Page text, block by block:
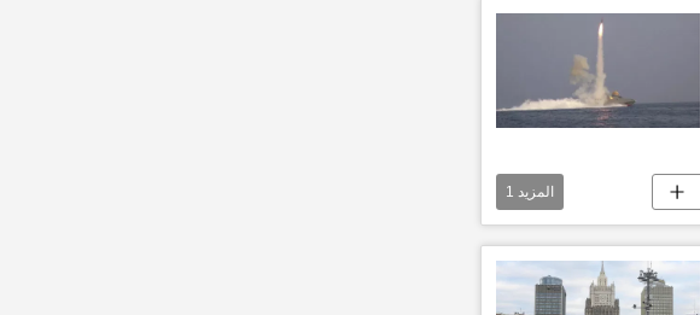
المزيد 1